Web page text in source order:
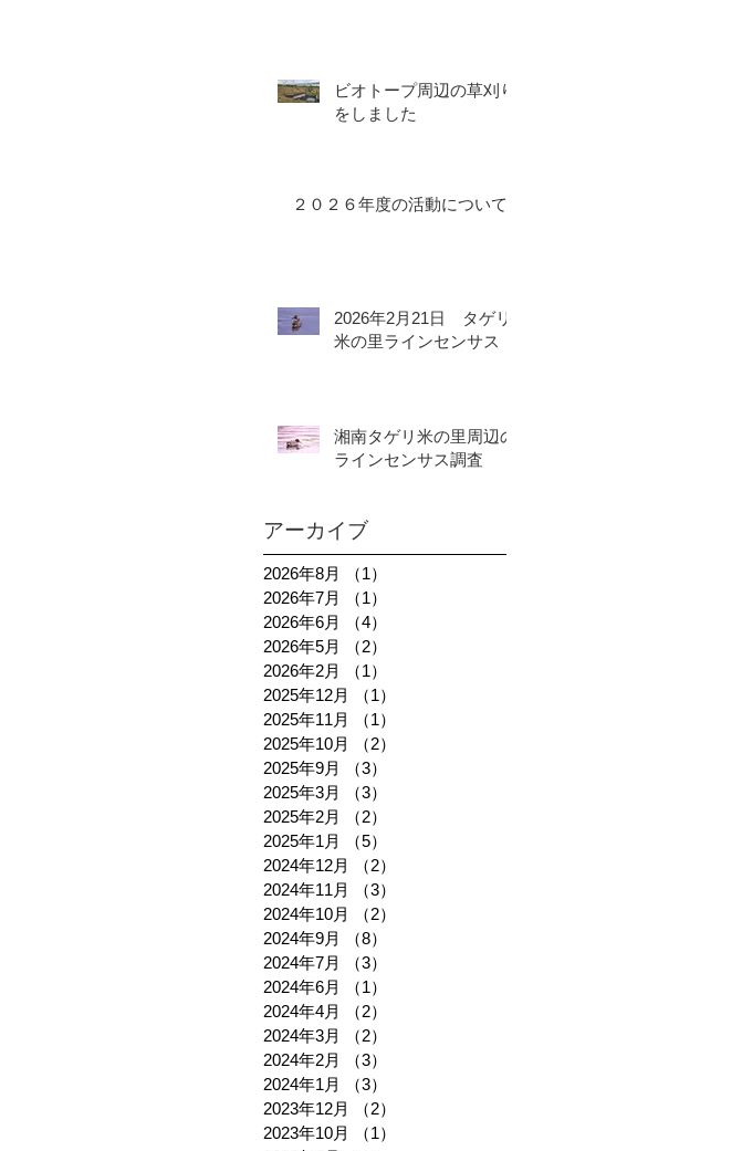
ビオトープ周辺の草刈り
をしました
２０２６年度の活動について
2026年2月21日 タゲリ
米の里ラインセンサス
湘南タゲリ米の里周辺の
ラインセンサス調査
アーカイブ
2026年8月 （1）
2026年7月
（1）
2026年6月
（4）
2026年5月
（2）
2026年2月
（1）
2025年12月
（1）
2025年11月
（1）
2025年10月
（2）
2025年9月
（3）
2025年3月
（3）
2025年2月
（2）
2025年1月
（5）
2024年12月
（2）
2024年11月
（3）
2024年10月
（2）
2024年9月
（8）
2024年7月
（3）
2024年6月
（1）
2024年4月
（2）
2024年3月
（2）
2024年2月
（3）
2024年1月
（3）
2023年12月
（2）
2023年10月
（1）